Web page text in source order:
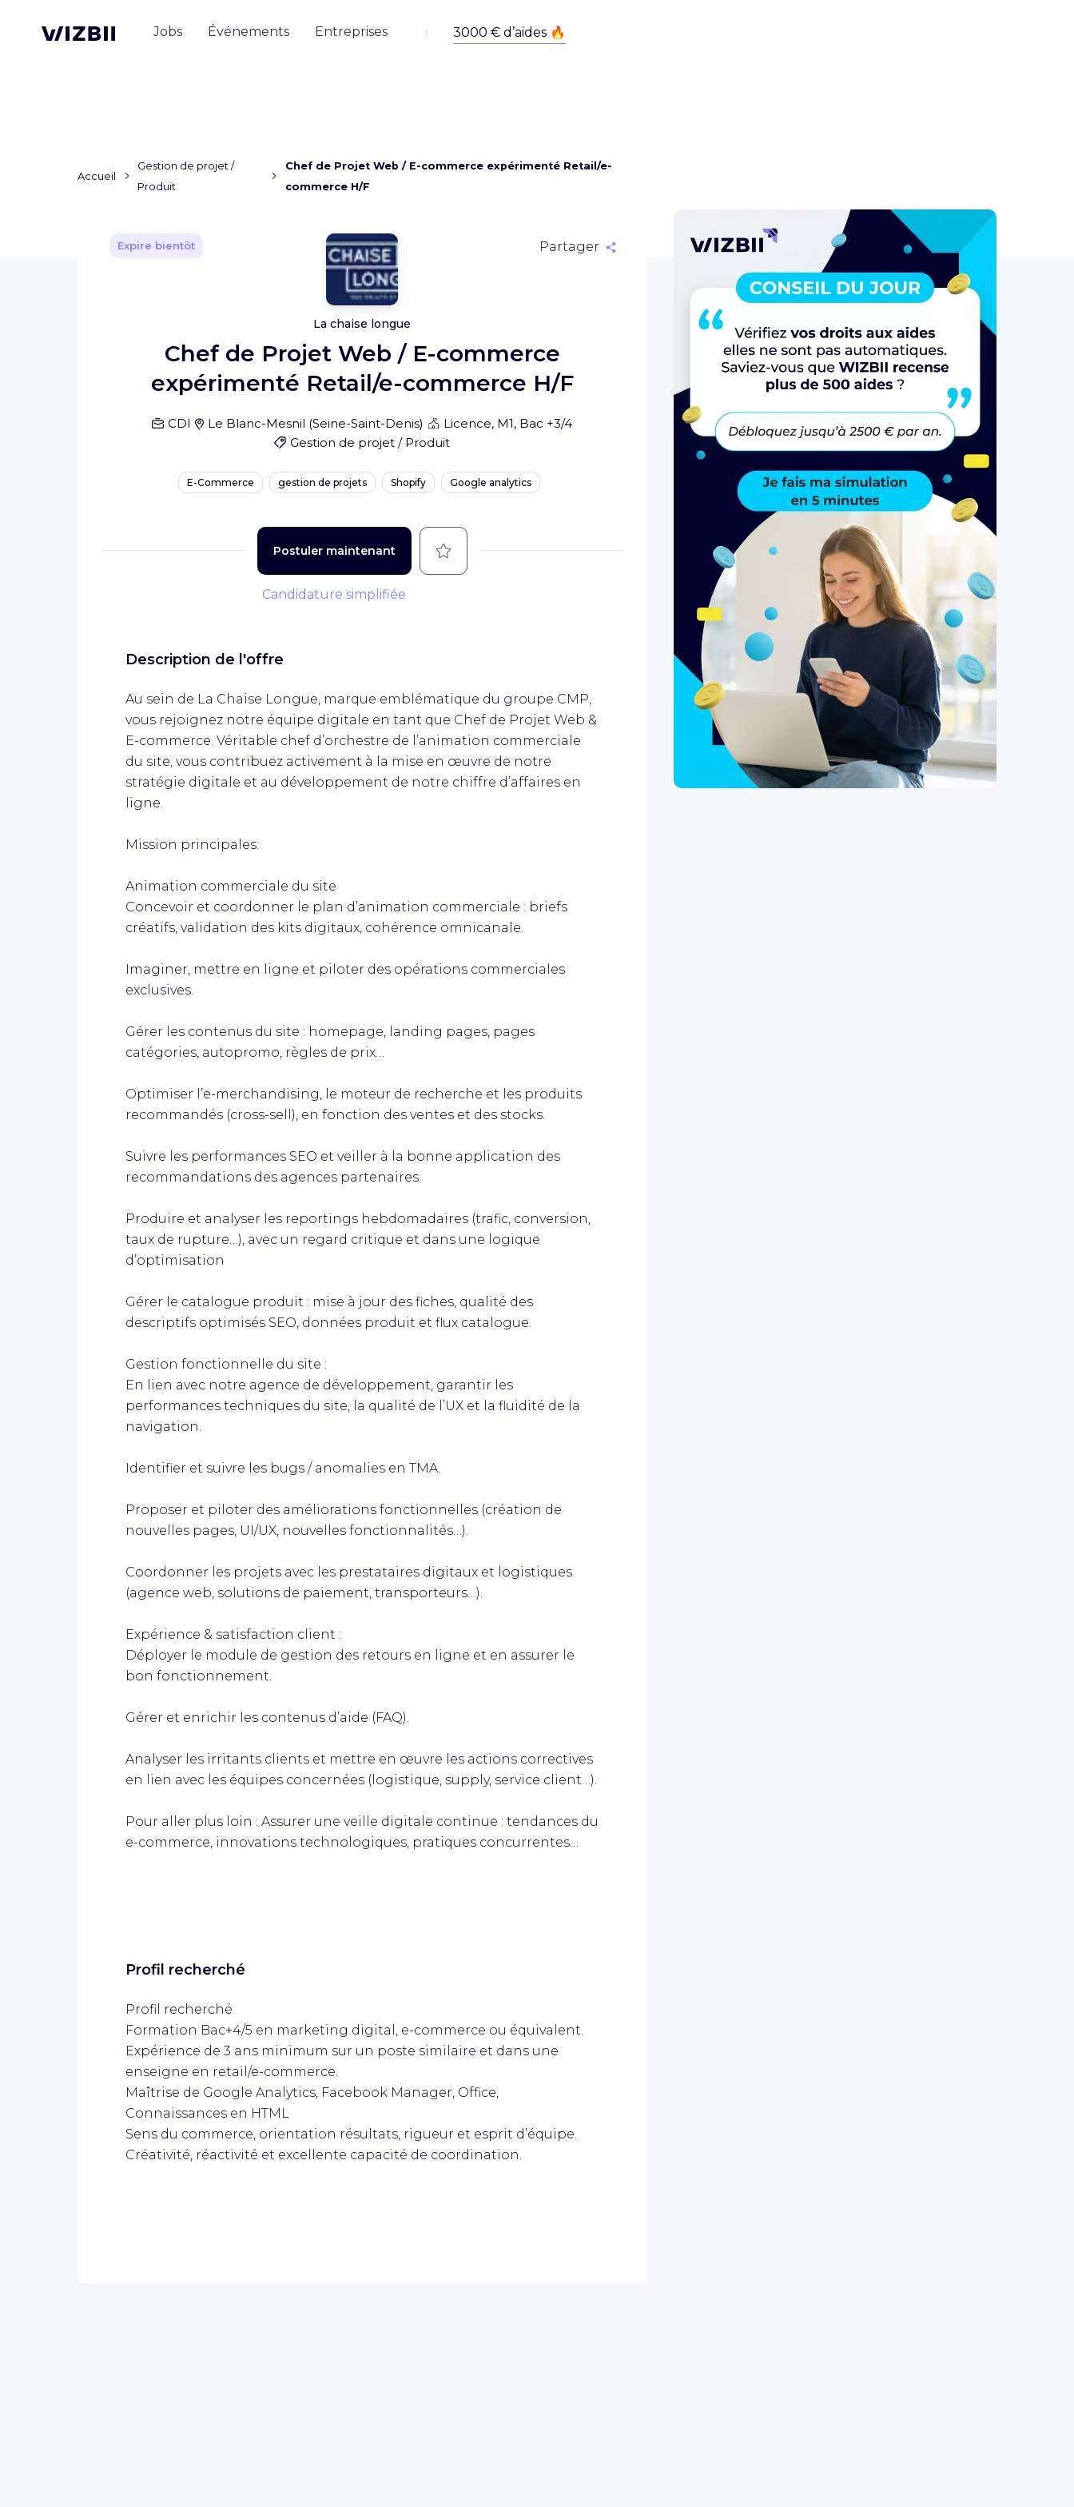
Jobs Événements Entreprises
Accueil
Gestion de projet /
Produit
Chef de Projet Web / E-commerce expérimenté Retail/e-
commerce H/F
Expire bientôt Partager
La chaise longue
Chef de Projet Web / E-commerce
expérimenté Retail/e-commerce H/F
CDI Le Blanc-Mesnil (Seine-Saint-Denis)
Licence, M1, Bac +3/4
Gestion de projet / Produit
E-Commerce gestion de projets Shopify Google analytics
Postuler maintenant
Candidature simplifiée
Sauvegarder
Description de l'offre
Au sein de La Chaise Longue, marque emblématique du groupe CMP,
vous rejoignez notre équipe digitale en tant que Chef de Projet Web &
E-commerce. Véritable chef d’orchestre de l’animation commerciale
du site, vous contribuez activement à la mise en œuvre de notre
stratégie digitale et au développement de notre chiffre d’affaires en
ligne.
Mission principales:
Animation commerciale du site
Concevoir et coordonner le plan d’animation commerciale : briefs
créatifs, validation des kits digitaux, cohérence omnicanale.
Imaginer, mettre en ligne et piloter des opérations commerciales
exclusives.
Gérer les contenus du site : homepage, landing pages, pages
catégories, autopromo, règles de prix…
Optimiser l’e-merchandising, le moteur de recherche et les produits
recommandés (cross-sell), en fonction des ventes et des stocks.
Suivre les performances SEO et veiller à la bonne application des
recommandations des agences partenaires.
Produire et analyser les reportings hebdomadaires (trafic, conversion,
taux de rupture…), avec un regard critique et dans une logique
d’optimisation
Gérer le catalogue produit : mise à jour des fiches, qualité des
descriptifs optimisés SEO, données produit et flux catalogue.
Gestion fonctionnelle du site :
En lien avec notre agence de développement, garantir les
performances techniques du site, la qualité de l’UX et la fluidité de la
navigation.
Identifier et suivre les bugs / anomalies en TMA.
Proposer et piloter des améliorations fonctionnelles (création de
nouvelles pages, UI/UX, nouvelles fonctionnalités…).
Coordonner les projets avec les prestataires digitaux et logistiques
(agence web, solutions de paiement, transporteurs…).
Expérience & satisfaction client :
Déployer le module de gestion des retours en ligne et en assurer le
bon fonctionnement.
Gérer et enrichir les contenus d’aide (FAQ).
Analyser les irritants clients et mettre en œuvre les actions correctives
en lien avec les équipes concernées (logistique, supply, service client…).
Pour aller plus loin : Assurer une veille digitale continue : tendances du
e-commerce, innovations technologiques, pratiques concurrentes…
Profil recherché
Profil recherché
Formation Bac+4/5 en marketing digital, e-commerce ou équivalent.
Expérience de 3 ans minimum sur un poste similaire et dans une
enseigne en retail/e-commerce.
Maîtrise de Google Analytics, Facebook Manager, Office,
Connaissances en HTML
Sens du commerce, orientation résultats, rigueur et esprit d’équipe.
Créativité, réactivité et excellente capacité de coordination.